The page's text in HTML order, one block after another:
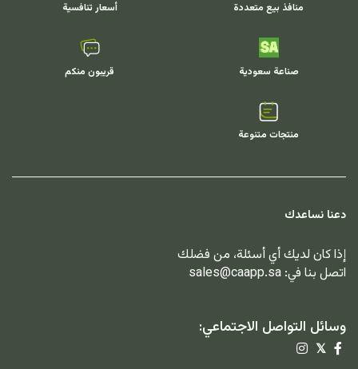
منافذ بيع متعددة أسعار تنافسية
صناعة سعودية قريبون منكم
منتجات متنوعة
دعنا نساعدك
إذا كان لديك أي أسئلة، من فضلك
اتصل بنا في: sales@caapp.sa
وسائل التواصل الاجتماعي:
𝕏